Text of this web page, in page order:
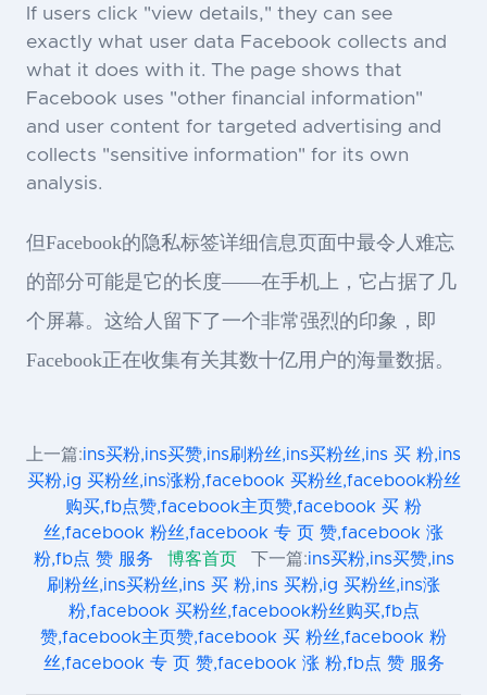
If users click "view details," they can see
exactly what user data Facebook collects and
what it does with it. The page shows that
Facebook uses "other financial information"
and user content for targeted advertising and
collects "sensitive information" for its own
analysis.
但Facebook的隐私标签详细信息页面中最令人难忘
的部分可能是它的长度——在手机上，它占据了几
个屏幕。这给人留下了一个非常强烈的印象，即
Facebook正在收集有关其数十亿用户的海量数据。
上一篇:ins买粉,ins买赞,ins刷粉丝,ins买粉丝,ins 买 粉,ins
买粉,ig 买粉丝,ins涨粉,facebook 买粉丝,facebook粉丝
购买,fb点赞,facebook主页赞,facebook 买 粉
丝,facebook 粉丝,facebook 专 页 赞,facebook 涨
粉,fb点 赞 服务
博客首页 下一篇:ins买粉,ins买赞,ins
刷粉丝,ins买粉丝,ins 买 粉,ins 买粉,ig 买粉丝,ins涨
粉,facebook 买粉丝,facebook粉丝购买,fb点
赞,facebook主页赞,facebook 买 粉丝,facebook 粉
丝,facebook 专 页 赞,facebook 涨 粉,fb点 赞 服务